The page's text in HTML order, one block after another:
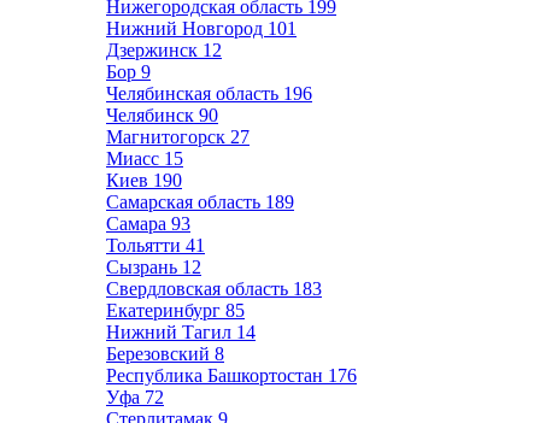
Нижегородская область 199
Нижний Новгород 101
Дзержинск 12
Бор 9
Челябинская область 196
Челябинск 90
Магнитогорск 27
Миасс 15
Киев 190
Самарская область 189
Самара 93
Тольятти 41
Сызрань 12
Свердловская область 183
Екатеринбург 85
Нижний Тагил 14
Березовский 8
Республика Башкортостан 176
Уфа 72
Стерлитамак 9